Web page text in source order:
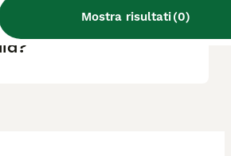
Mostra risultati(0)
è un buon cane